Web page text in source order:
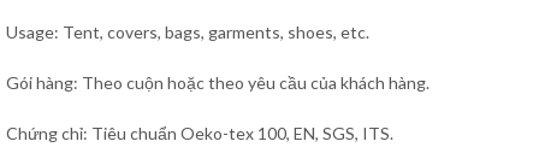
Usage: Tent, covers, bags, garments, shoes, etc.
Gói hàng: Theo cuộn hoặc theo yêu cầu của khách hàng.
Chứng chỉ: Tiêu chuẩn Oeko-tex 100, EN, SGS, ITS.